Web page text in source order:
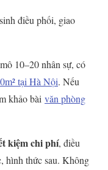
điều phối, giao
10–20 nhân sự, có
tại Hà Nội. Nếu
khảo bài văn phòng
kiệm chi phí, điều
hình thức sau. Không